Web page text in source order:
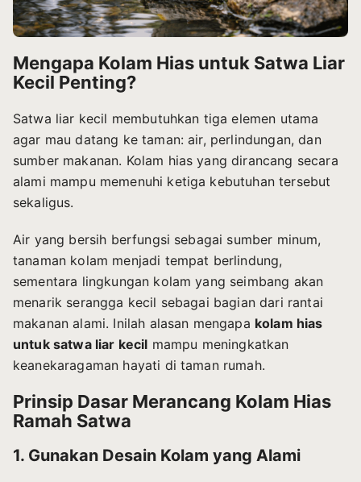
Mengapa Kolam Hias untuk Satwa Liar
Kecil Penting?
Satwa liar kecil membutuhkan tiga elemen utama
agar mau datang ke taman: air, perlindungan, dan
sumber makanan. Kolam hias yang dirancang secara
alami mampu memenuhi ketiga kebutuhan tersebut
sekaligus.
Air yang bersih berfungsi sebagai sumber minum,
tanaman kolam menjadi tempat berlindung,
sementara lingkungan kolam yang seimbang akan
menarik serangga kecil sebagai bagian dari rantai
makanan alami. Inilah alasan mengapa kolam hias
untuk satwa liar kecil mampu meningkatkan
keanekaragaman hayati di taman rumah.
Prinsip Dasar Merancang Kolam Hias
Ramah Satwa
1. Gunakan Desain Kolam yang Alami